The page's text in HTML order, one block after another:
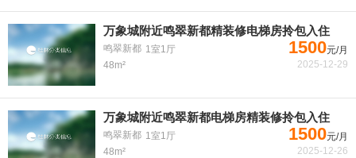
万象城附近鸣翠新都精装修电梯房拎包入住
鸣翠新都 1室1厅
48m²
1500元/月
2025-12-29
万象城附近鸣翠新都电梯房精装修拎包入住
鸣翠新都 1室1厅
48m²
1500元/月
2025-12-26